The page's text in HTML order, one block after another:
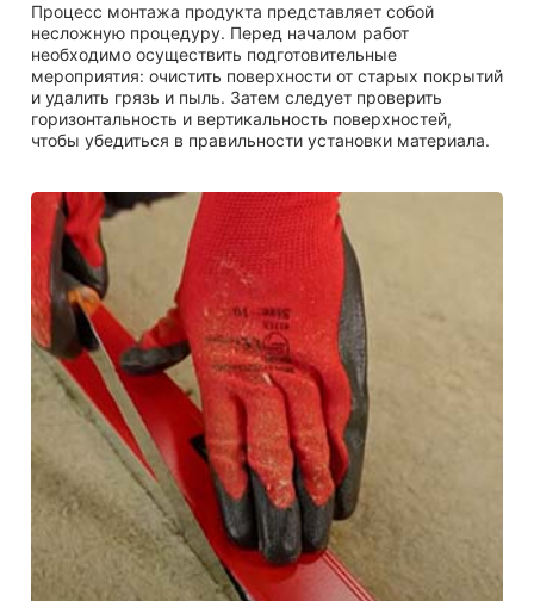
Процесс монтажа продукта представляет собой
несложную процедуру. Перед началом работ
необходимо осуществить подготовительные
мероприятия: очистить поверхности от старых покрытий
и удалить грязь и пыль. Затем следует проверить
горизонтальность и вертикальность поверхностей,
чтобы убедиться в правильности установки материала.